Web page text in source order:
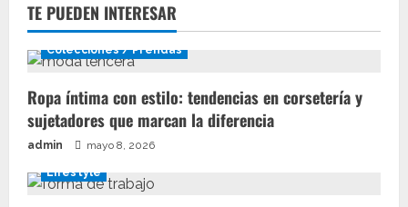
TE PUEDEN INTERESAR
Colecciones / Prendas
Ropa íntima con estilo: tendencias en corsetería y
sujetadores que marcan la diferencia
admin mayo 8, 2026
Lifestyle